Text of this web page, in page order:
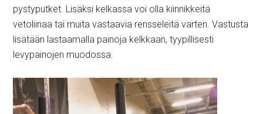
pystyputket. Lisäksi kelkassa voi olla kiinnikkeitä
vetoliinaa tai muita vastaavia rensseleitä varten. Vastusta
lisätään lastaamalla painoja kelkkaan, tyypillisesti
levypainojen muodossa.